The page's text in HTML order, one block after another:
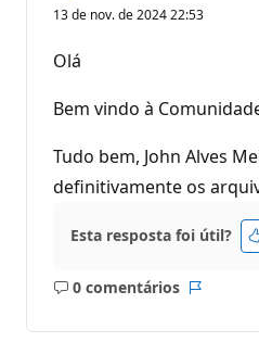
n
e
r
p
u
t
ã
13 de nov. de 2024 22:53
Olá
Bem vindo à
Tudo bem, John Alves
definitivamente os
Esta resposta foi útil?
0 comentários
Sem